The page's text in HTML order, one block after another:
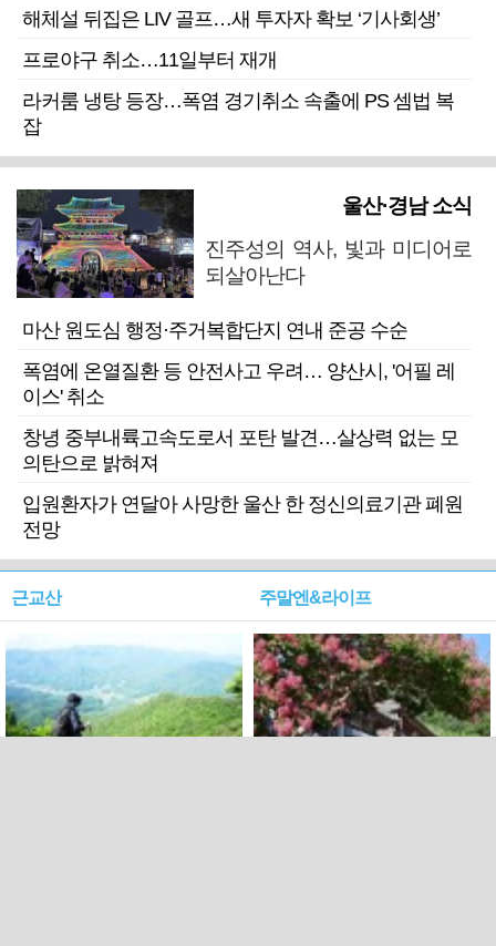
해체설 뒤집은 LIV 골프…새 투자자 확보 ‘기사회생’
프로야구 취소…11일부터 재개
라커룸 냉탕 등장…폭염 경기취소 속출에 PS 셈법 복
잡
울산·경남 소식
진주성의 역사, 빛과 미디어로
되살아난다
마산 원도심 행정·주거복합단지 연내 준공 수순
폭염에 온열질환 등 안전사고 우려… 양산시, '어필 레
이스' 취소
창녕 중부내륙고속도로서 포탄 발견…살상력 없는 모
의탄으로 밝혀져
입원환자가 연달아 사망한 울산 한 정신의료기관 폐원
전망
근교산 주말엔&라이프